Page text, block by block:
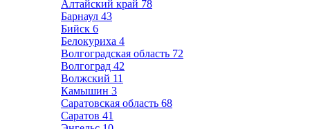
Алтайский край 78
Барнаул 43
Бийск 6
Белокуриха 4
Волгоградская область 72
Волгоград 42
Волжский 11
Камышин 3
Саратовская область 68
Саратов 41